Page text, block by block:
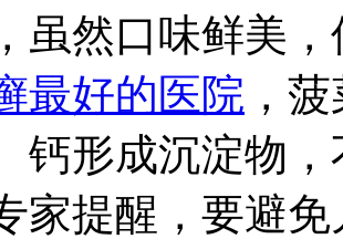
虽然口味鲜美
最好的医院 ，
钙形成沉淀物
家提醒，要避